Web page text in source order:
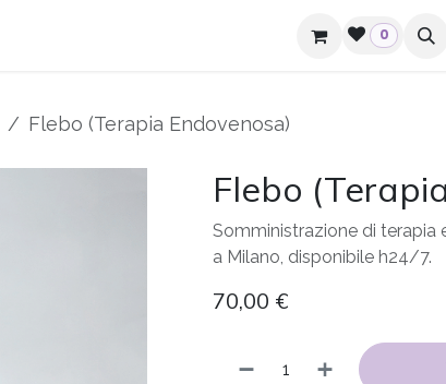
0
Flebo (Terapia Endovenosa)
Flebo
Somministrazione di terapia
a Milano, disponibile h24/7.
70,00 €